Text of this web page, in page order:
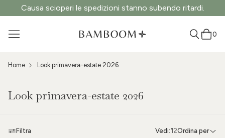
Causa scioperi le spedizioni stanno subendo ritardi.
0
Home Look primavera-estate 2026
Look primavera-estate 2026
Filtra Vedi:1 2Ordina per